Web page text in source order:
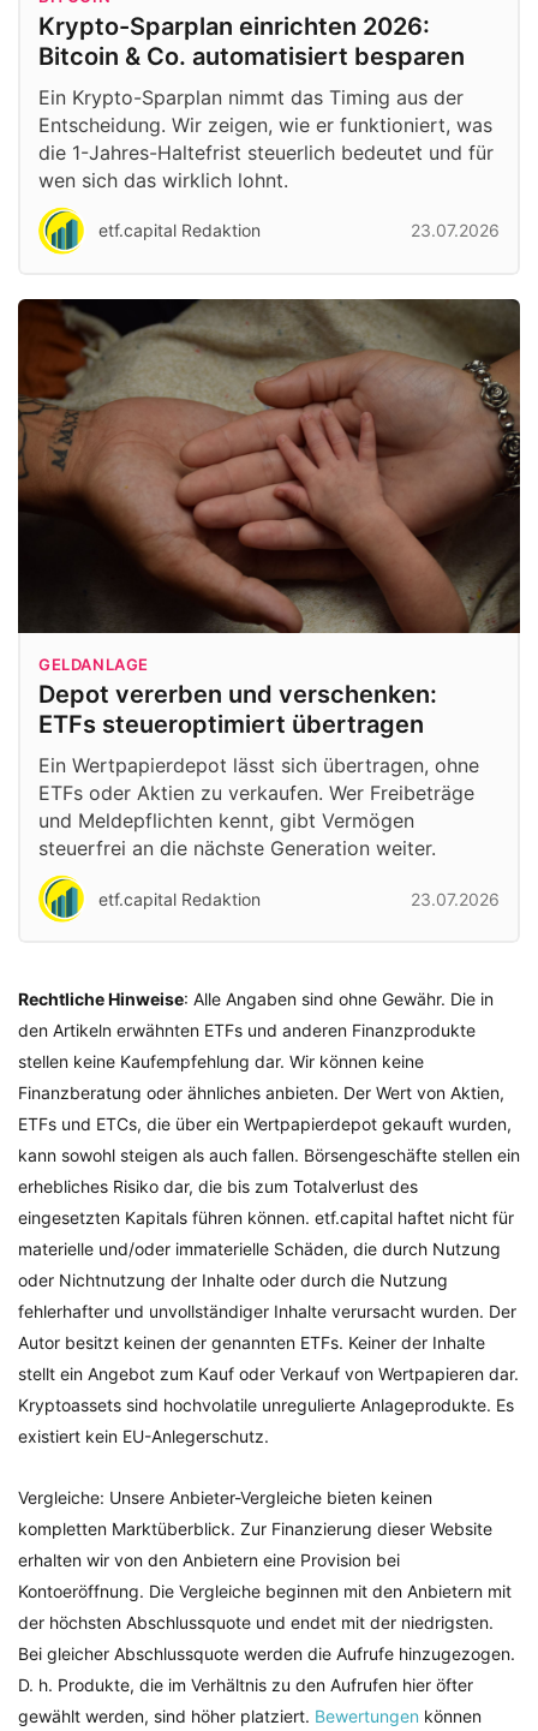
Krypto-Sparplan einrichten 2026:
Bitcoin & Co. automatisiert besparen
Ein Krypto-Sparplan nimmt das Timing aus der
Entscheidung. Wir zeigen, wie er funktioniert, was
die 1-Jahres-Haltefrist steuerlich bedeutet und für
wen sich das wirklich lohnt.
etf.capital Redaktion 23.07.2026
GELDANLAGE
Depot vererben und verschenken:
ETFs steueroptimiert übertragen
Ein Wertpapierdepot lässt sich übertragen, ohne
ETFs oder Aktien zu verkaufen. Wer Freibeträge
und Meldepflichten kennt, gibt Vermögen
steuerfrei an die nächste Generation weiter.
etf.capital Redaktion 23.07.2026
Rechtliche Hinweise: Alle Angaben sind ohne Gewähr. Die in
den Artikeln erwähnten ETFs und anderen Finanzprodukte
stellen keine Kaufempfehlung dar. Wir können keine
Finanzberatung oder ähnliches anbieten. Der Wert von Aktien,
ETFs und ETCs, die über ein Wertpapierdepot gekauft wurden,
kann sowohl steigen als auch fallen. Börsengeschäfte stellen ein
erhebliches Risiko dar, die bis zum Totalverlust des
eingesetzten Kapitals führen können. etf.capital haftet nicht für
materielle und/oder immaterielle Schäden, die durch Nutzung
oder Nichtnutzung der Inhalte oder durch die Nutzung
fehlerhafter und unvollständiger Inhalte verursacht wurden. Der
Autor besitzt keinen der genannten ETFs. Keiner der Inhalte
stellt ein Angebot zum Kauf oder Verkauf von Wertpapieren dar.
Kryptoassets sind hochvolatile unregulierte Anlageprodukte. Es
existiert kein EU-Anlegerschutz.
Vergleiche: Unsere Anbieter-Vergleiche bieten keinen
kompletten Marktüberblick. Zur Finanzierung dieser Website
erhalten wir von den Anbietern eine Provision bei
Kontoeröffnung. Die Vergleiche beginnen mit den Anbietern mit
der höchsten Abschlussquote und endet mit der niedrigsten.
Bei gleicher Abschlussquote werden die Aufrufe hinzugezogen.
D. h. Produkte, die im Verhältnis zu den Aufrufen hier öfter
gewählt werden, sind höher platziert. Bewertungen können